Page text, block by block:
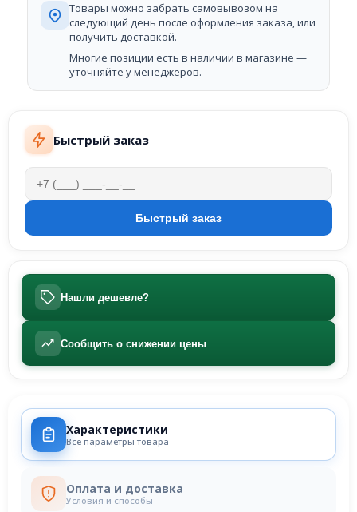
Быстрый заказ
Нашли дешевле?
Сообщить о снижении цены
Товары можно забрать самовывозом на
следующий день после оформления заказа, или
получить доставкой.
Многие позиции есть в наличии в магазине —
уточняйте у менеджеров.
Характеристики
Все параметры товара
Оплата и доставка
Условия и способы